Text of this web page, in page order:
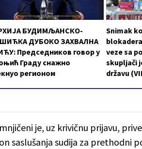
БУДИМЉАНСКО-
ДУБОКО ЗАХВАЛНА
Председников говор у
Граду снажно
регионом
Snimak
veze sa
skupljači
državu
je, uz krivičnu prijavu,
saslušanja sudija za prethodni